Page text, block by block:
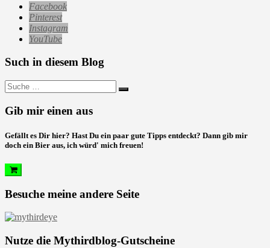
Facebook
Pinterest
Instagram
YouTube
Such in diesem Blog
Suche
nach:
Gib mir einen aus
Gefällt es Dir hier? Hast Du ein paar gute Tipps entdeckt? Dann gib mir
doch ein Bier aus, ich würd' mich freuen!
Besuche meine andere Seite
Nutze die Mythirdblog-Gutscheine